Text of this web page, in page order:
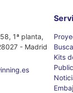
1ª planta,
- Madrid
Kits